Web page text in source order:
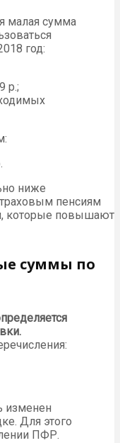
малая сумма
год:
р.;
ниже
пенсиям
которые повышают
суммы по
изменен
Для этого
ПФР.